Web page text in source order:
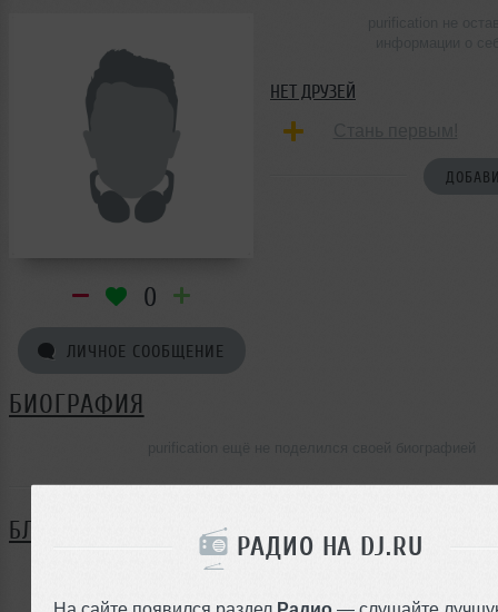
РАДИО НА DJ.RU
На сайте появился раздел Радио — слушайте
0
ЛИЧНОЕ СООБЩЕНИЕ
НЕТ ДРУЗЕЙ
БИОГРАФИЯ
БЛОГ